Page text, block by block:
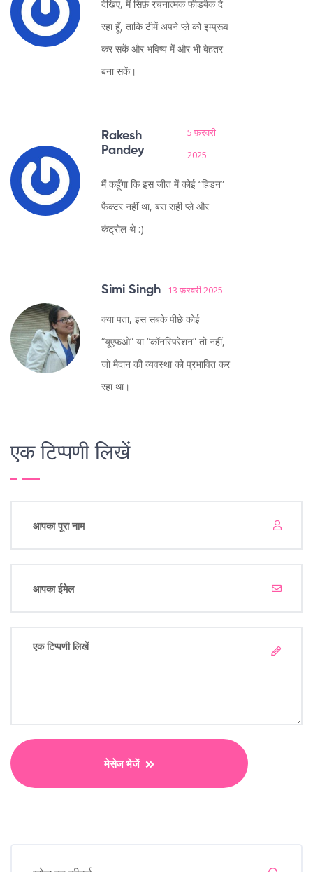
देखिए, मैं सिर्फ़ रचनात्मक फीडबैक दे
रहा हूँ, ताकि टीमें अपने प्ले को इम्प्रूव
कर सकें और भविष्य में और भी बेहतर
बना सकें।
Rakesh
Pandey
5 फ़रवरी
2025
मैं कहूँगा कि इस जीत में कोई “हिडन”
फैक्टर नहीं था, बस सही प्ले और
कंट्रोल थे :)
Simi Singh 13 फ़रवरी 2025
क्या पता, इस सबके पीछे कोई
“यूएफओ” या “कॉनस्पिरेशन” तो नहीं,
जो मैदान की व्यवस्था को प्रभावित कर
रहा था।
एक टिप्पणी लिखें
मेसेज भेजें